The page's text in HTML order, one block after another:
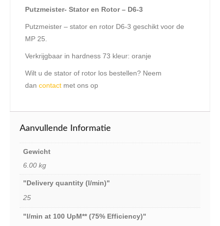
Putzmeister- Stator en Rotor – D6-3
Putzmeister – stator en rotor D6-3 geschikt voor de
MP 25.
Verkrijgbaar in hardness 73 kleur: oranje
Wilt u de stator of rotor los bestellen? Neem
dan contact met ons op
Aanvullende Informatie
Gewicht
6.00 kg
"Delivery quantity (l/min)"
25
"l/min at 100 UpM** (75% Efficiency)"